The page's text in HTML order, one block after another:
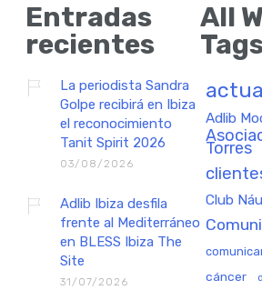
Entradas
recientes
La periodista Sandra
Golpe recibirá en Ibiza
el reconocimiento
Tanit Spirit 2026
03/08/2026
Adlib Ibiza desfila
frente al Mediterráneo
en BLESS Ibiza The
Site
31/07/2026
All
Adlib
Torres
Club
cáncer